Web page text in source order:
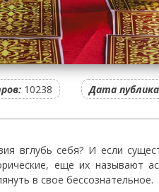
10238 Дата
вглубь себя? И если
еще их называют
в свое бессознательное.